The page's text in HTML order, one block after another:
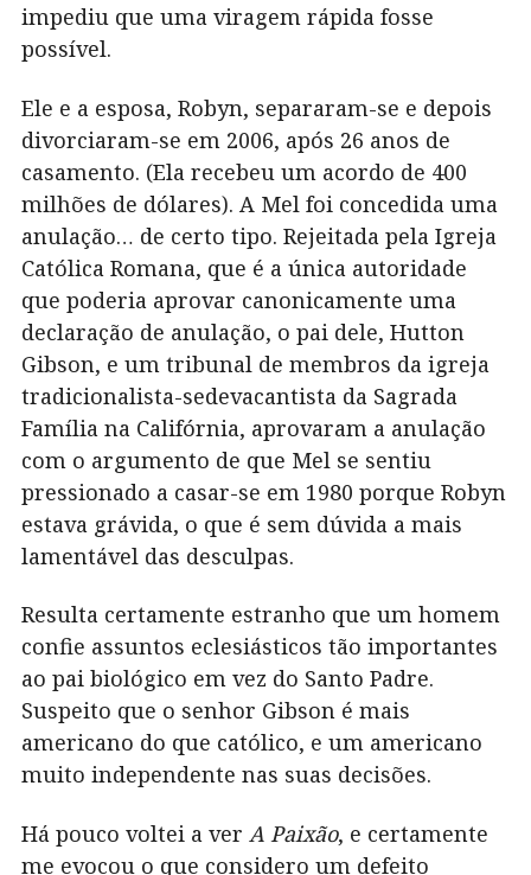
impediu que uma viragem rápida fosse
possível.
Ele e a esposa, Robyn, separaram-se e depois
divorciaram-se em 2006, após 26 anos de
casamento. (Ela recebeu um acordo de 400
milhões de dólares). A Mel foi concedida uma
anulação… de certo tipo. Rejeitada pela Igreja
Católica Romana, que é a única autoridade
que poderia aprovar canonicamente uma
declaração de anulação, o pai dele, Hutton
Gibson, e um tribunal de membros da igreja
tradicionalista-sedevacantista da Sagrada
Família na Califórnia, aprovaram a anulação
com o argumento de que Mel se sentiu
pressionado a casar-se em 1980 porque Robyn
estava grávida, o que é sem dúvida a mais
lamentável das desculpas.
Resulta certamente estranho que um homem
confie assuntos eclesiásticos tão importantes
ao pai biológico em vez do Santo Padre.
Suspeito que o senhor Gibson é mais
americano do que católico, e um americano
muito independente nas suas decisões.
Há pouco voltei a ver A Paixão, e certamente
me evocou o que considero um defeito